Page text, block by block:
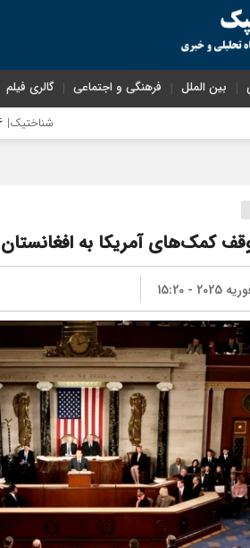
بین الملل فرهنگی و اجتماعی گالری فیلم
کمک‌های آمریکا به افغانستان